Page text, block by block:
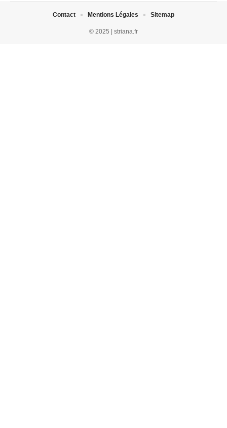
© 2025 | striana.fr
Contact Mentions Légales Sitemap